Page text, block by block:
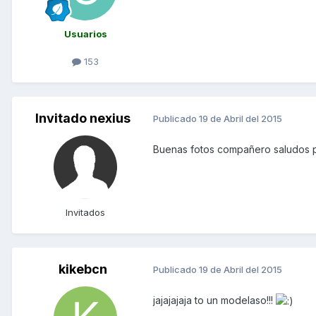
Usuarios
153
Invitado nexius
Invitados
Publicado 19 de Abril del 2015
Buenas fotos compañero saludos
kikebcn Publicado 19 de Abril del 2015
jajajajaja to un modelaso!!!